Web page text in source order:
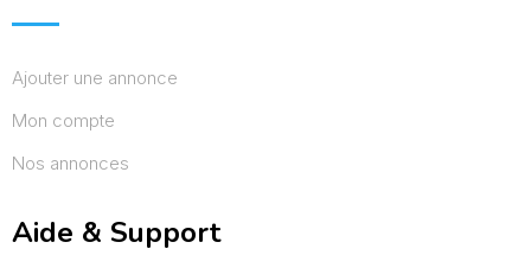
Ajouter une annonce
Mon compte
Nos annonces
Aide & Support